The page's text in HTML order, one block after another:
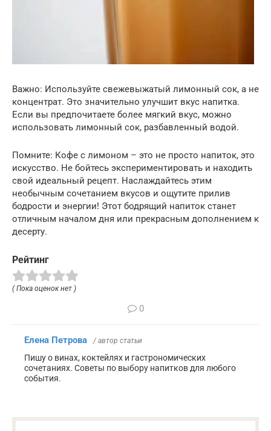
Важно: Используйте свежевыжатый лимонный сок, а не
концентрат. Это значительно улучшит вкус напитка.
Если вы предпочитаете более мягкий вкус, можно
использовать лимонный сок, разбавленный водой.
Помните: Кофе с лимоном – это не просто напиток, это
искусство. Не бойтесь экспериментировать и находить
свой идеальный рецепт. Наслаждайтесь этим
необычным сочетанием вкусов и ощутите прилив
бодрости и энергии! Этот бодрящий напиток станет
отличным началом дня или прекрасным дополнением к
десерту.
Рейтинг
( Пока оценок нет )
0
Елена Петрова / автор статьи
Пишу о винах, коктейлях и гастрономических
сочетаниях. Советы по выбору напитков для любого
события.